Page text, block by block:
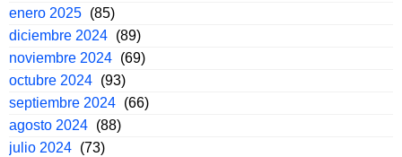
enero 2025 (85)
diciembre 2024 (89)
noviembre 2024 (69)
octubre 2024 (93)
septiembre 2024 (66)
agosto 2024 (88)
julio 2024 (73)